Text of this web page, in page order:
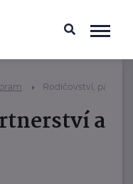
Rodičovství,
a